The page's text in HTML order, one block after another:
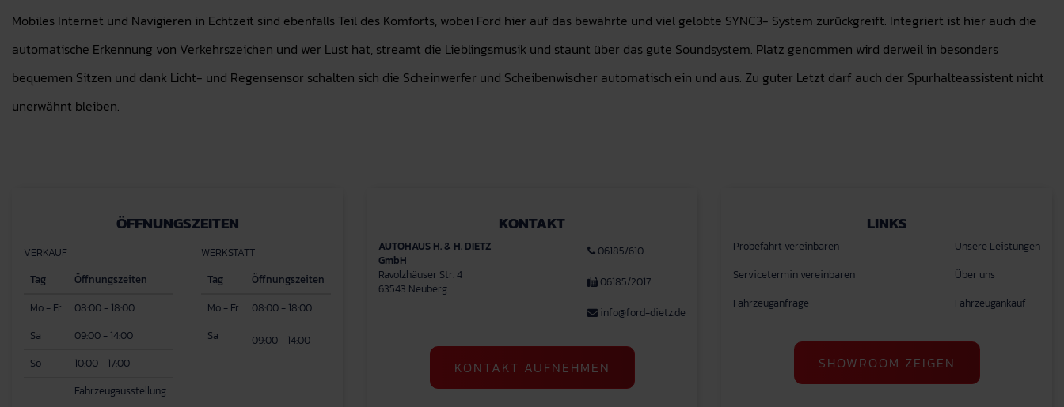
Mobiles Internet und Navigieren in Echtzeit sind ebenfalls Teil des Komforts, wobei Ford hier auf das bewährte und viel gelobte SYNC3- System zurückgreift. Integriert ist hier auch die
automatische Erkennung von Verkehrszeichen und wer Lust hat, streamt die Lieblingsmusik und staunt über das gute Soundsystem. Platz genommen wird derweil in besonders
bequemen Sitzen und dank Licht- und Regensensor schalten sich die Scheinwerfer und Scheibenwischer automatisch ein und aus. Zu guter Letzt darf auch der Spurhalteassistent nicht
unerwähnt bleiben.
ÖFFNUNGSZEITEN
VERKAUF
Tag
Öffnungszeiten
Mo - Fr
08:00 - 18:00
Sa
09:00 - 14:00
So
10:00 - 17:00
Fahrzeugausstellung
WERKSTATT
Tag
Öffnungszeiten
Mo - Fr
08:00 - 18:00
Sa
09:00 - 14:00
KONTAKT
AUTOHAUS H. & H. DIETZ
GmbH
Ravolzhäuser Str. 4
63543 Neuberg
06185/610
06185/2017
info@ford-dietz.de
KONTAKT AUFNEHMEN
LINKS
Probefahrt vereinbaren
Servicetermin vereinbaren
Fahrzeuganfrage
Unsere Leistungen
Über uns
Fahrzeugankauf
SHOWROOM ZEIGEN